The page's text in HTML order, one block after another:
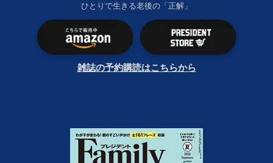
ひとりで生きる老後の「正解」
雑誌の予約購読はこちらから